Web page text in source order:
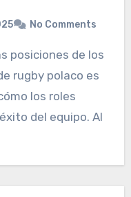
No Comments
rugby polaco es
los roles
del equipo. Al